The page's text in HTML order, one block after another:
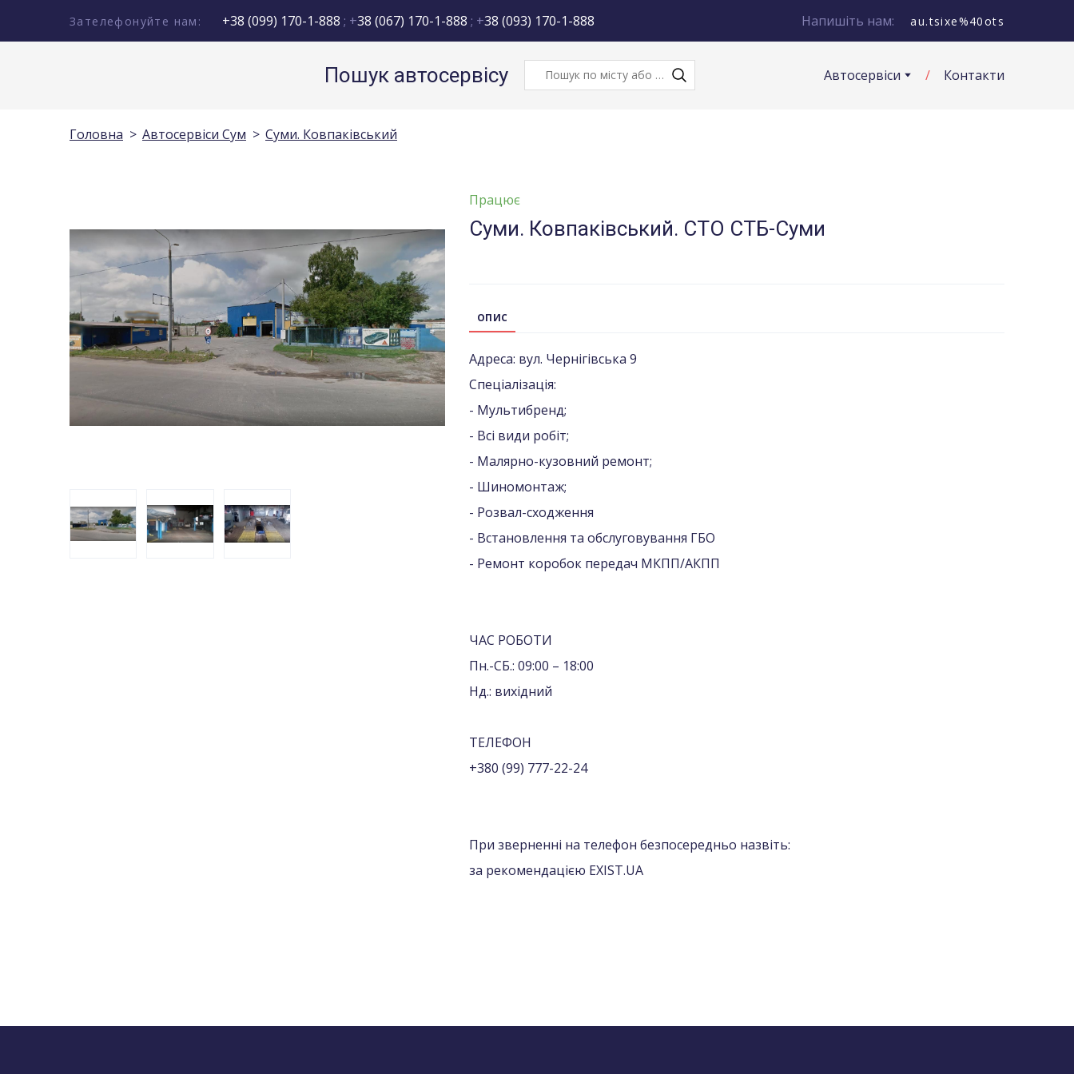
Зателефонуйте нам: +38 (099) 170-1-888 ; +38 (067) 170-1-888 ; +38 (093) 170-1-888 Напишіть нам: au.tsixe%40ots
Пошук автосервісу Автосервіси Контакти
Головна Автосервіси Сум Суми. Ковпаківський
Працює
Суми. Ковпаківський. СТО СТБ-Суми
ОПИС
Адреса: вул. Чернігівська 9
Спеціалізація:
- Мультибренд;
- Всі види робіт;
- Малярно-кузовний ремонт;
- Шиномонтаж;
- Розвал-сходження
- Встановлення та обслуговування ГБО
- Ремонт коробок передач МКПП/АКПП
ЧАС РОБОТИ
Пн.-СБ.: 09:00 – 18:00
Нд.: вихідний
ТЕЛЕФОН
+380 (99) 777-22-24
При зверненні на телефон безпосередньо назвіть:
за рекомендацією EXIST.UA